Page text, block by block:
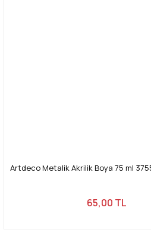
Artdeco Metalik Akrilik Boya 75 ml
65,00 TL